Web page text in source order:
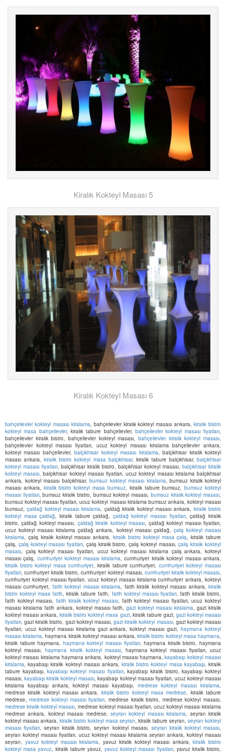
Kiralık Kokteyl Masası 5
Kiralık Kokteyl Masası 6
bahçelievler kokteyl masası kiralama, bahçelievler kiralık kokteyl masası ankara,kiralık bistro
kokteyl masa bahçelievler, kiralık tabure bahçelievler,bahçelievler kokteyl masası fiyatları,
bahçelievler kiralık bistro, bahçelievler kokteyl masası, bahçelievler kiralık kokteyl masası,
bahçelievler kokteyl masası fiyatları, ucuz kokteyl masası kiralama bahçelievler ankara,
kokteyl masası bahçelievler,balçıkhisar kokteyl masası kiralama, balçıkhisar kiralık kokteyl
masası ankara,kiralık bistro kokteyl masa balçıkhisar, kiralık tabure balçıkhisar,balçıkhisar
kokteyl masası fiyatları, balçıkhisar kiralık bistro, balçıkhisar kokteyl masası, balçıkhisar kiralık
kokteyl masası, balçıkhisar kokteyl masası fiyatları, ucuz kokteyl masası kiralama balçıkhisar
ankara, kokteyl masası balçıkhisar, bumsuz kokteyl masası kiralama, bumsuz kiralık kokteyl
masası ankara, kiralık bistro kokteyl masa bumsuz, kiralık tabure bumsuz,bumsuz kokteyl
masası fiyatları, bumsuz kiralık bistro, bumsuz kokteyl masası, bumsuz kiralık kokteyl masası,
bumsuz kokteyl masası fiyatları, ucuz kokteyl masası kiralama bumsuz ankara, kokteyl masası
bumsuz,çaldağ kokteyl masası kiralama, çaldağ kiralık kokteyl masası ankara, kiralık bistro
kokteyl masa çaldağ, kiralık tabure çaldağ, çaldağ kokteyl masası fiyatları, çaldağ kiralık
bistro, çaldağ kokteyl masası, çaldağ kiralık kokteyl masası, çaldağ kokteyl masası fiyatları,
ucuz kokteyl masası kiralama çaldağ ankara, kokteyl masası çaldağ, çalış kokteyl masası
kiralama, çalış kiralık kokteyl masası ankara, kiralık bistro kokteyl masa çalış, kiralık tabure
çalış, çalış kokteyl masası fiyatları, çalış kiralık bistro, çalış kokteyl masası,çalış kiralık kokteyl
masası, çalış kokteyl masası fiyatları, ucuz kokteyl masası kiralama çalış ankara, kokteyl
masası çalış, cumhuriyet kokteyl masası kiralama, cumhuriyet kiralık kokteyl masası ankara,
kiralık bistro kokteyl masa cumhuriyet, kiralık tabure cumhuriyet, cumhuriyet kokteyl masası
fiyatları, cumhuriyet kiralık bistro, cumhuriyet kokteyl masası, cumhuriyet kiralık kokteyl masası,
cumhuriyet kokteyl masası fiyatları, ucuz kokteyl masası kiralama cumhuriyet ankara, kokteyl
masası cumhuriyet, fatih kokteyl masası kiralama, fatih kiralık kokteyl masası ankara,kiralık
bistro kokteyl masa fatih, kiralık tabure fatih, fatih kokteyl masası fiyatları, fatih kiralık bistro,
fatih kokteyl masası, fatih kiralık kokteyl masası, fatih kokteyl masası fiyatları, ucuz kokteyl
masası kiralama fatih ankara, kokteyl masası fatih, gazi kokteyl masası kiralama, gazi kiralık
kokteyl masası ankara,kiralık bistro kokteyl masa gazi, kiralık tabure gazi, gazi kokteyl masası
fiyatları, gazi kiralık bistro, gazi kokteyl masası,gazi kiralık kokteyl masası, gazi kokteyl masası
fiyatları, ucuz kokteyl masası kiralama gazi ankara, kokteyl masası gazi,haymana kokteyl
masası kiralama, haymana kiralık kokteyl masası ankara,kiralık bistro kokteyl masa haymana,
kiralık tabure haymana, haymana kokteyl masası fiyatları, haymana kiralık bistro, haymana
kokteyl masası,haymana kiralık kokteyl masası, haymana kokteyl masası fiyatları, ucuz
kokteyl masası kiralama haymana ankara, kokteyl masası haymana,kayabaşı kokteyl masası
kiralama, kayabaşı kiralık kokteyl masası ankara,kiralık bistro kokteyl masa kayabaşı, kiralık
tabure kayabaşı,kayabaşı kokteyl masası fiyatları, kayabaşı kiralık bistro, kayabaşı kokteyl
masası,kayabaşı kiralık kokteyl masası, kayabaşı kokteyl masası fiyatları, ucuz kokteyl masası
kiralama kayabaşı ankara, kokteyl masası kayabaşı, medrese kokteyl masası kiralama,
medrese kiralık kokteyl masası ankara, kiralık bistro kokteyl masa medrese, kiralık tabure
medrese, medrese kokteyl masası fiyatları, medrese kiralık bistro, medrese kokteyl masası,
medrese kiralık kokteyl masası, medrese kokteyl masası fiyatları, ucuz kokteyl masası kiralama
medrese ankara, kokteyl masası medrese, seyran kokteyl masası kiralama, seyran kiralık
kokteyl masası ankara, kiralık bistro kokteyl masa seyran, kiralık tabure seyran, seyran kokteyl
masası fiyatları, seyran kiralık bistro, seyran kokteyl masası, seyran kiralık kokteyl masası,
seyran kokteyl masası fiyatları, ucuz kokteyl masası kiralama seyran ankara, kokteyl masası
seyran, yavuz kokteyl masası kiralama, yavuz kiralık kokteyl masası ankara,kiralık bistro
kokteyl masa yavuz, kiralık tabure yavuz,yavuz kokteyl masası fiyatları, yavuz kiralık bistro,